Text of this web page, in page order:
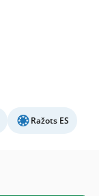
Ražots ES